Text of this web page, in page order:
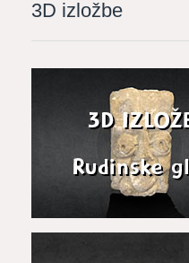
3D izložbe